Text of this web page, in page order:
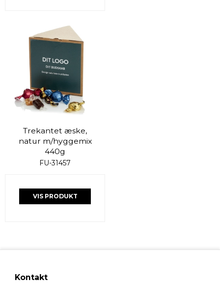
Trekantet æske,
natur m/hyggemix
440g
FU-31457
VIS PRODUKT
Kontakt